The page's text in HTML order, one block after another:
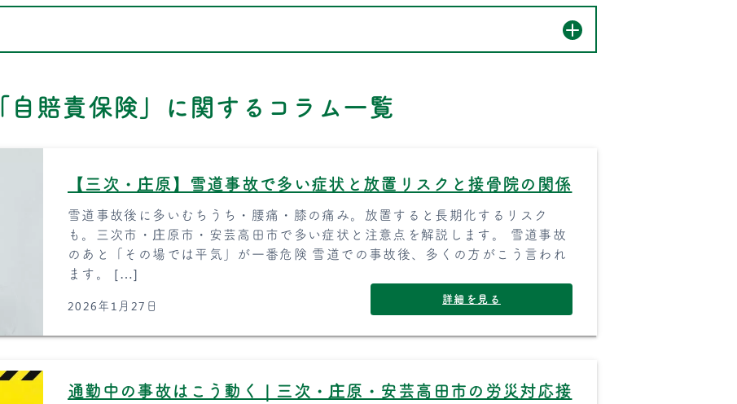
「自賠責保険」に関するコラム一覧
【三次・庄原】雪道事故で多い症状と放置リスクと接骨院の関係
雪道事故後に多いむちうち・腰痛・膝の痛み。放置すると長期化するリスク
も。三次市・庄原市・安芸高田市で多い症状と注意点を解説します。 雪道事故
のあと「その場では平気」が一番危険 雪道での事故後、多くの方がこう言われ
ます。 […]
2026年1月27日 詳細を見る
通勤中の事故はこう動く｜三次・庄原・安芸高田市の労災対応接